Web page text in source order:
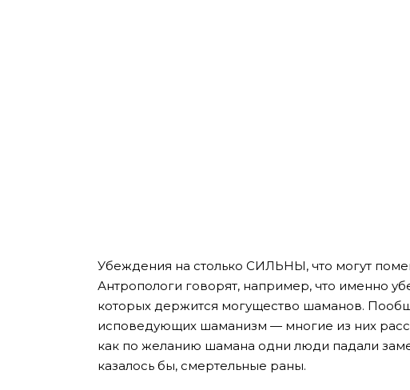
Убеждения на столько СИЛЬНЫ, что могут
Антропологи говорят, например, что именно
которых держится могущество шаманов.
исповедующих шаманизм — многие из них
как по желанию шамана одни люди падали
казалось бы, смертельные раны.